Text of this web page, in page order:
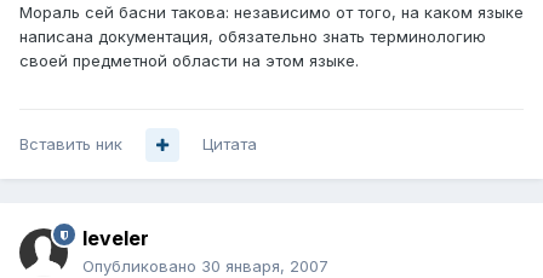
Мораль сей басни такова: независимо от того, на каком языке
написана документация, обязательно знать терминологию
своей предметной области на этом языке.
Вставить ник Цитата
leveler
Опубликовано 30 января, 2007